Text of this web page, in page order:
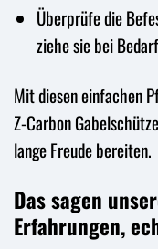
Überprüfe die
ziehe sie bei
Mit diesen einfachen
Z-Carbon
lange Freude bereiten.
Das sagen
Erfahrungen,